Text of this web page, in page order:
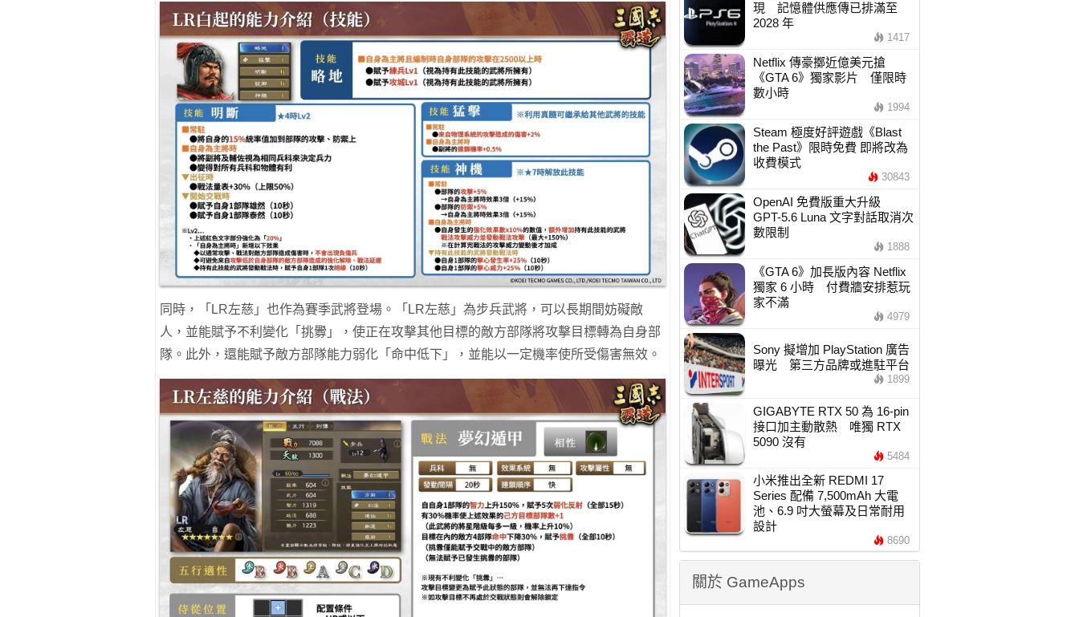
同時，「LR左慈」也作為賽季武將登場。「LR左慈」為步兵武將，可以長期間妨礙敵
人，並能賦予不利變化「挑釁」，使正在攻擊其他目標的敵方部隊將攻擊目標轉為自身部
隊。此外，還能賦予敵方部隊能力弱化「命中低下」，並能以一定機率使所受傷害無效。
現 記憶體供應傳已排滿至
2028 年
1417
Netflix 傳豪擲近億美元搶
《GTA 6》獨家影片 僅限時
數小時
1994
Steam 極度好評遊戲《Blast
the Past》限時免費 即將改為
收費模式
30843
OpenAI 免費版重大升級
GPT-5.6 Luna 文字對話取消次
數限制
1888
《GTA 6》加長版內容 Netflix
獨家 6 小時 付費牆安排惹玩
家不滿
4979
Sony 擬增加 PlayStation 廣告
曝光 第三方品牌或進駐平台
1899
GIGABYTE RTX 50 為 16-pin
接口加主動散熱 唯獨 RTX
5090 沒有
5484
小米推出全新 REDMI 17
Series 配備 7,500mAh 大電
池、6.9 吋大螢幕及日常耐用
設計
8690
關於 GameApps